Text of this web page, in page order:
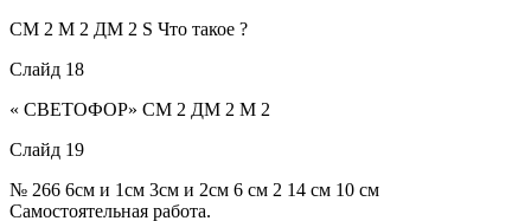
СМ 2 М 2 ДМ 2 S Что такое ?
Слайд 18
« СВЕТОФОР» СМ 2 ДМ 2 М 2
Слайд 19
№ 266 6см и 1см 3см и 2см 6 см 2 14 см 10 см
Самостоятельная работа.